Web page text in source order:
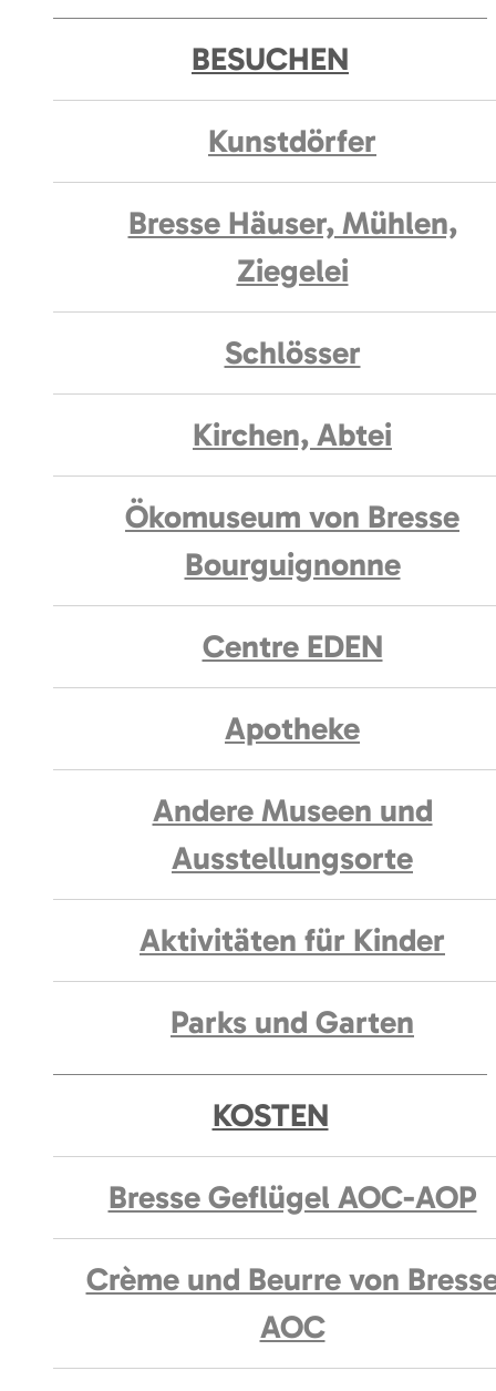
BESUCHEN
Kunstdörfer
Bresse Häuser, Mühlen,
Ziegelei
Schlösser
Kirchen, Abtei
Ökomuseum von Bresse
Bourguignonne
Centre EDEN
Apotheke
Andere Museen und
Ausstellungsorte
Aktivitäten für Kinder
Parks und Garten
KOSTEN
Bresse Geflügel AOC-AOP
Crème und Beurre von
AOC